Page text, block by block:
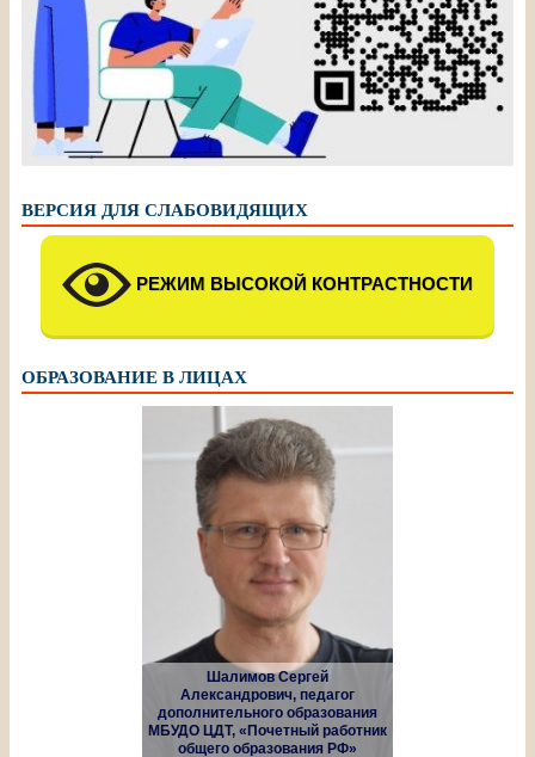
ВЕРСИЯ ДЛЯ СЛАБОВИДЯЩИХ
РЕЖИМ ВЫСОКОЙ КОНТРАСТНОСТИ
ОБРАЗОВАНИЕ В ЛИЦАХ
Шалимов Сергей
Александрович, педагог
дополнительного образования
МБУДО ЦДТ, «Почетный работник
общего образования РФ»